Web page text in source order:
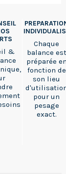
&
Chaque
balance est
préparée
fonction de
son lieu
pour un
pesage
exact.